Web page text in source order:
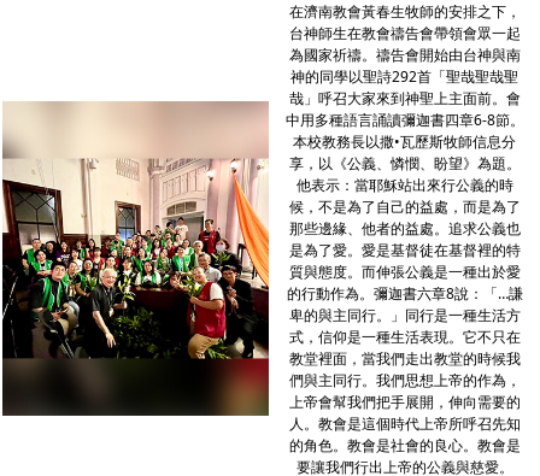
在濟南教會黃春生牧師的安排之下，
台神師生在教會禱告會帶領會眾一起
為國家祈禱。禱告會開始由台神與南
神的同學以聖詩292首「聖哉聖哉聖
哉」呼召大家來到神聖上主面前。會
中用多種語言誦讀彌迦書四章6-8節。
本校教務長以撒•瓦歷斯牧師信息分
享，以《公義、憐憫、盼望》為題。
他表示：當耶穌站出來行公義的時
候，不是為了自己的益處，而是為了
那些邊緣、他者的益處。追求公義也
是為了愛。愛是基督徒在基督裡的特
質與態度。而伸張公義是一種出於愛
的行動作為。彌迦書六章8說：「…謙
卑的與主同行。」同行是一種生活方
式，信仰是一種生活表現。它不只在
教堂裡面，當我們走出教堂的時候我
們與主同行。我們思想上帝的作為，
上帝會幫我們把手展開，伸向需要的
人。教會是這個時代上帝所呼召先知
的角色。教會是社會的良心。教會是
要讓我們行出上帝的公義與慈愛。